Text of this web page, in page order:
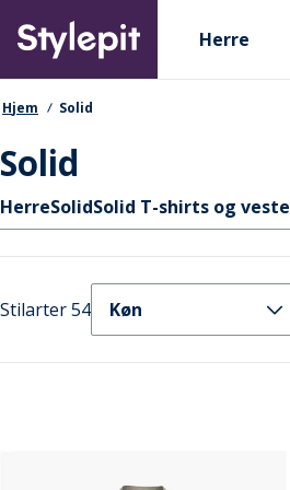
main
content
Primary departments
Herre
navigationssti
Hjem Solid
Solid
Hurtige links
HerreSolidSolid T-shirts og veste
Stilarter 54 Køn